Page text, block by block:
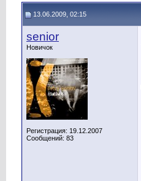
13.06.2009, 02:15
senior
Новичок
Регистрация: 19.12.2007
Сообщений: 83